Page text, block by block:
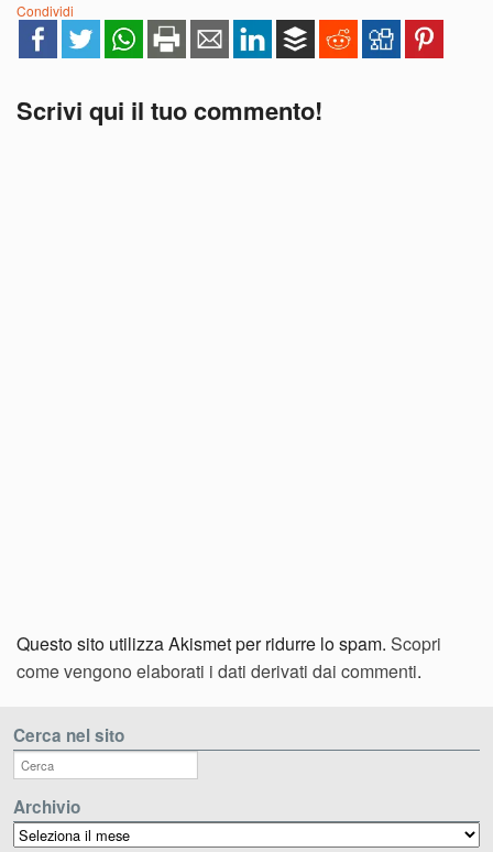
Condividi
Scrivi qui il tuo commento!
Questo sito utilizza Akismet per ridurre lo spam. Scopri
come vengono elaborati i dati derivati dai commenti.
Cerca nel sito
Archivio
Archivio